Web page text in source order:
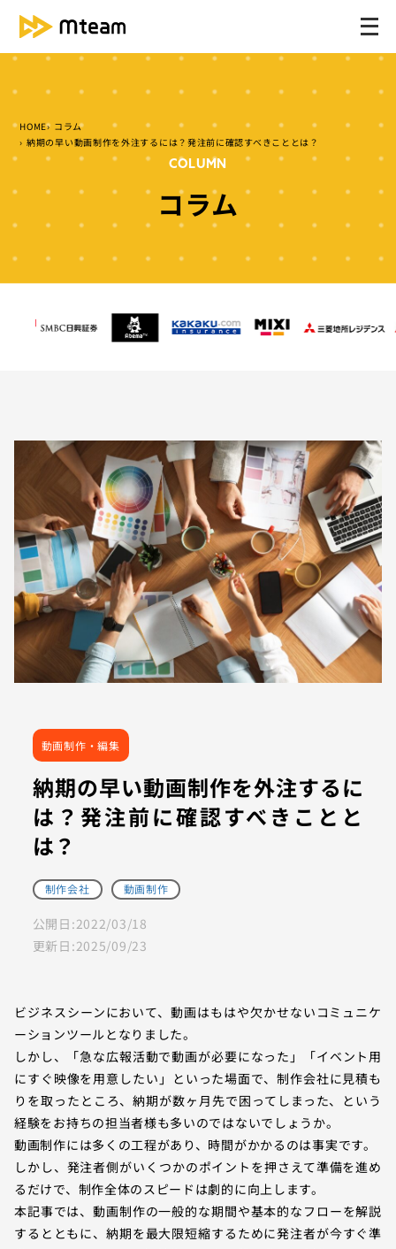
メ
HOME コラム
納期の早い動画制作を外注するには？発注前に確認すべきこととは？
COLUMN
コラム
動画制作・編集
納期の早い動画制作を外注するに
は？発注前に確認すべきことと
は？
制作会社 動画制作
公開日:2022/03/18
更新日:2025/09/23
ビジネスシーンにおいて、動画はもはや欠かせないコミュニケ
ーションツールとなりました。
しかし、「急な広報活動で動画が必要になった」「イベント用
にすぐ映像を用意したい」といった場面で、制作会社に見積も
りを取ったところ、納期が数ヶ月先で困ってしまった、という
経験をお持ちの担当者様も多いのではないでしょうか。
動画制作には多くの工程があり、時間がかかるのは事実です。
しかし、発注者側がいくつかのポイントを押さえて準備を進め
るだけで、制作全体のスピードは劇的に向上します。
本記事では、動画制作の一般的な期間や基本的なフローを解説
するとともに、納期を最大限短縮するために発注者が今すぐ準